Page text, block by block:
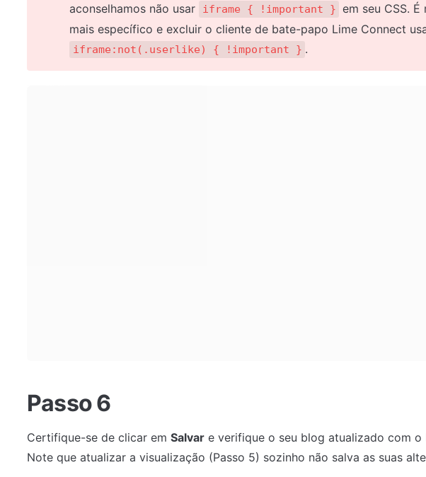
aconselhamos não usar
iframe { !important } em seu CSS. É
iframe:not(.userlike) { !important } .
Passo 6
Certifique-se de clicar em Salvar e verifique o seu blog atualizado com o
Note que atualizar a visualização (Passo 5) sozinho não salva as suas